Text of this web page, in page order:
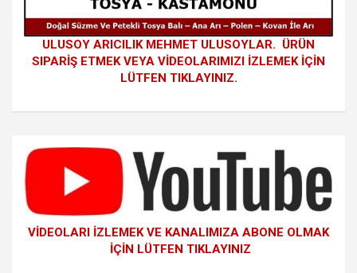
ULUSOY ARICILIK MEHMET ULUSOYLAR. ÜRÜN
SIPARİŞ ETMEK VEYA VİDEOLARIMIZI İZLEMEK İÇİN
LÜTFEN TIKLAYINIZ.
VİDEOLARI İZLEMEK VE KANALIMIZA ABONE OLMAK
İÇİN LÜTFEN TIKLAYINIZ